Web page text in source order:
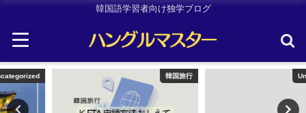
韓国語学習者向け独学ブログ